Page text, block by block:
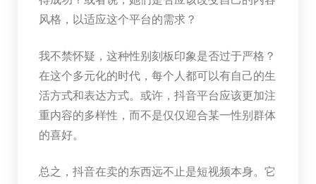
风格，以适应这个平台的需求？
我不禁怀疑，这种性别刻板印象是否过于严格？
在这个多元化的时代，每个人都可以有自己的生
活方式和表达方式。或许，抖音平台应该更加注
重内容的多样性，而不是仅仅迎合某一性别群体
的喜好。
总之，抖音在卖的东西远不止是短视频本身。它